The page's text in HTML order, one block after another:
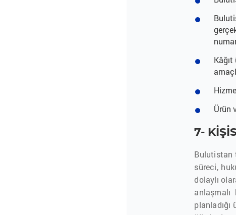
Ürün
7-
Bulutistan
süreci,
dolaylı
anlaşmalı